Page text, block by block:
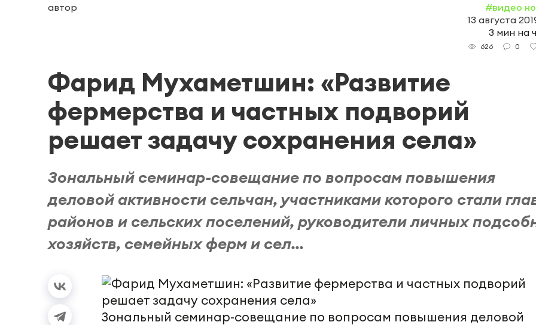
автор
#видео
13 августа
3 мин на
626 0
Фарид Мухаметшин: «Развитие
фермерства и частных подворий
решает задачу сохранения села»
Зональный семинар-совещание по вопросам повышения
деловой активности сельчан, участниками которого стали
районов и сельских поселений, руководители личных
хозяйств, семейных ферм и сел...
Зональный семинар-совещание по вопросам повышения деловой